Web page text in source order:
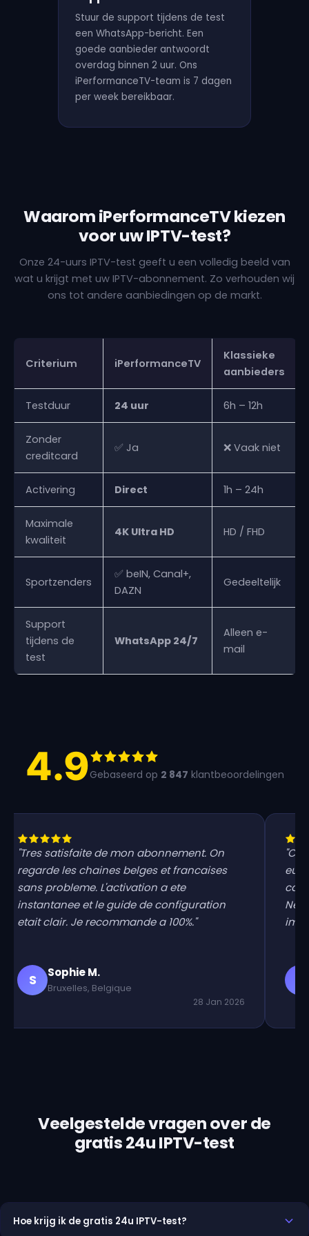
Stuur de support tijdens de test
een WhatsApp-bericht. Een
goede aanbieder antwoordt
overdag binnen 2 uur. Ons
iPerformanceTV-team is 7 dagen
per week bereikbaar.
Waarom iPerformanceTV kiezen
voor uw IPTV-test?
Onze 24-uurs IPTV-test geeft u een volledig beeld van
wat u krijgt met uw IPTV-abonnement. Zo verhouden wij
ons tot andere aanbiedingen op de markt.
Criterium iPerformanceTV
Klassieke
aanbieders
Testduur 24 uur 6h – 12h
Zonder
creditcard
✅ Ja ❌ Vaak niet
Activering Direct 1h – 24h
Maximale
kwaliteit
4K Ultra HD HD / FHD
Sportzenders
✅ beIN, Canal+,
DAZN
Gedeeltelijk
Support
tijdens de
test
WhatsApp 24/7
Alleen e-
mail
4.9Gebaseerd op 2 847 klantbeoordelingen
"Tres satisfaite de mon abonnement. On
regarde les chaines belges et francaises
sans probleme. L'activation a ete
instantanee et le guide de configuration
etait clair. Je recommande a 100%."
S Sophie M.
Bruxelles, Belgique
28 Jan 2026
"Ca
eu
Veelgestelde vragen over de
gratis 24u IPTV-test
Hoe krijg ik de gratis 24u IPTV-test?